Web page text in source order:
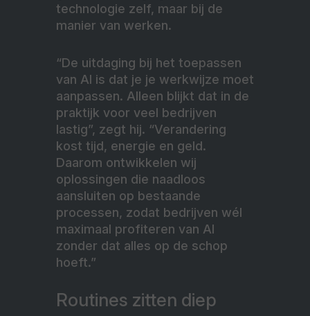
technologie zelf, maar bij de
manier van werken.
“De uitdaging bij het toepassen
van AI is dat je je werkwijze moet
aanpassen. Alleen blijkt dat in de
praktijk voor veel bedrijven
lastig”, zegt hij. “Verandering
kost tijd, energie en geld.
Daarom ontwikkelen wij
oplossingen die naadloos
aansluiten op bestaande
processen, zodat bedrijven wél
maximaal profiteren van AI
zonder dat alles op de schop
hoeft.”
Routines zitten diep